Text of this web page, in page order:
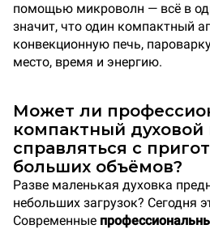
помощью микроволн — всё в
значит, что один компактный
конвекционную печь,
место, время и энергию.
Может ли
компактный
справляться с
больших объёмов?
Разве маленькая духовка
небольших загрузок? Сегодня
Современные